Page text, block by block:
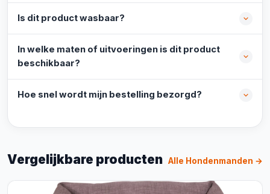
Is dit product wasbaar?
In welke maten of uitvoeringen is dit product
beschikbaar?
Hoe snel wordt mijn bestelling bezorgd?
Vergelijkbare producten Alle Hondenmanden →